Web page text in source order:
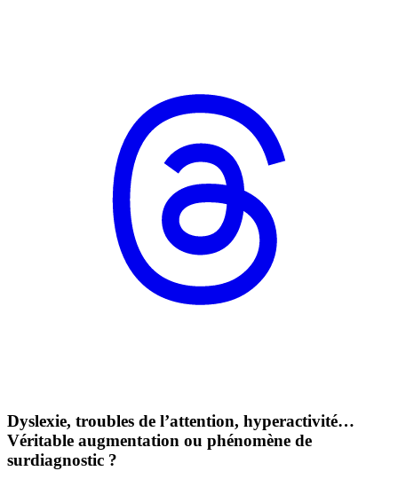
Dyslexie, troubles de l’attention, hyperactivité…
Véritable augmentation ou phénomène de
surdiagnostic ?